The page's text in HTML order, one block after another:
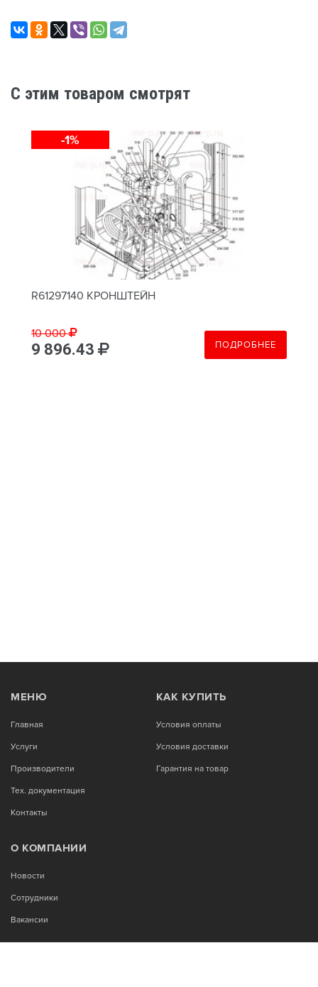
C этим товаром смотрят
-1%
R61297140 КРОНШТЕЙН
10 000
9 896.43 ПОДРОБНЕЕ
МЕНЮ
Главная
Услуги
Производители
Тех. документация
Контакты
КАК КУПИТЬ
Условия оплаты
Условия доставки
Гарантия на товар
О КОМПАНИИ
Новости
Сотрудники
Вакансии